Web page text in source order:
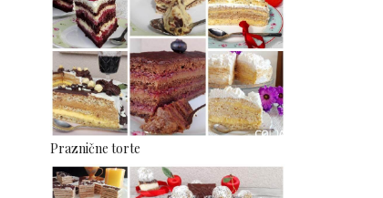
Praznične torte